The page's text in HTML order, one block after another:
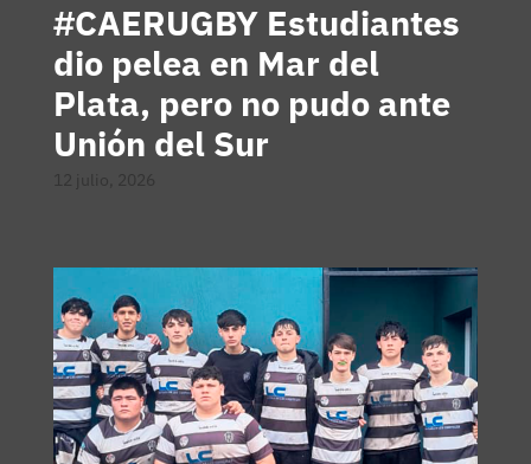
#CAERUGBY Estudiantes
dio pelea en Mar del
Plata, pero no pudo ante
Unión del Sur
12 julio, 2026